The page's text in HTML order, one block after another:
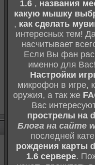
1.6, названия
какую мышку
, как сделать
интересных тем!
насчитывает
Если Вы фан
именно для
Настройки
микрофон в игре,
оружия, а так же
Вас
прострелы на
Блога на сайте
последней
рождения карты
1.6 сервере.